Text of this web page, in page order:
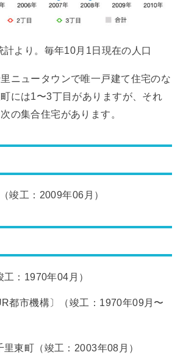
計より。毎年10月1日現在の人口
ニュータウンで唯一戸建て住宅のな
には1〜3丁目がありますが、それ
の集合住宅があります。
竣工：2009年06月）
工：1970年04月）
都市機構〕（竣工：1970年09月〜
里東町（竣工：2003年08月）